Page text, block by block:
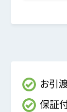
お引
保証